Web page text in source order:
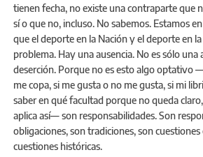
tienen fecha, no existe una contraparte que
sí o que no, incluso. No sabemos. Estamos
que el deporte en la Nación y el deporte en
problema. Hay una ausencia. No es sólo una
deserción. Porque no es esto algo optativo
me copa, si me gusta o no me gusta, si mi
saber en qué facultad porque no queda
aplica así— son responsabilidades. Son
obligaciones, son tradiciones, son
cuestiones históricas.